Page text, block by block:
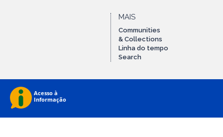
MAIS
Communities
& Collections
Linha do tempo
Search